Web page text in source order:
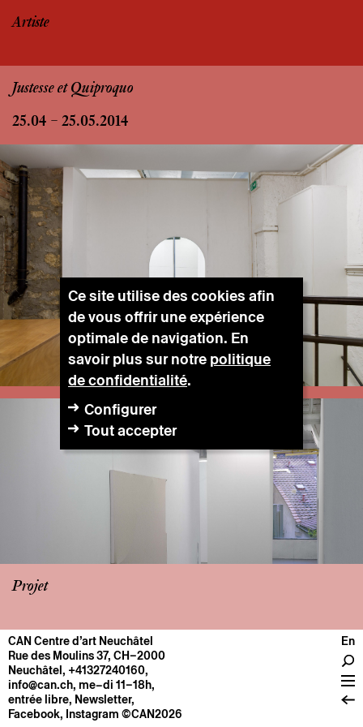
Artiste
Justesse et Quiproquo
25.04 – 25.05.2014
Projet
CENTRE
Infos pratiques
Fonctionnement
À propos
CAN Centre d’art Neuchâtel
Rue des Moulins 37, CH–2000
Neuchâtel, +41327240160,
info@can.ch, me–di 11–18h,
entrée libre, Newsletter,
Facebook, Instagram ©CAN2026
En
Ce site utilise des cookies afin
de vous offrir une expérience
optimale de navigation. En
savoir plus sur notre politique
de confidentialité.
Configurer
Tout accepter